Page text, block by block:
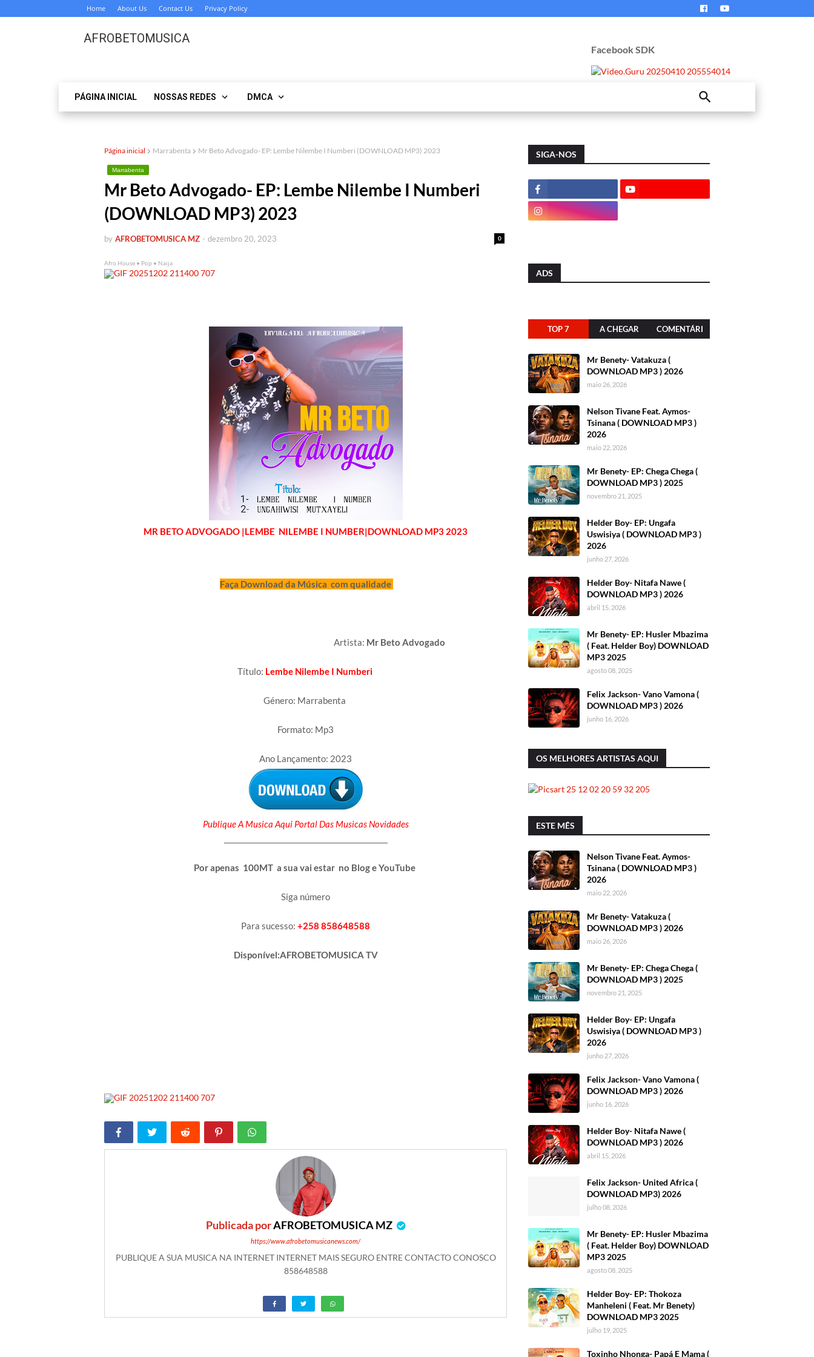
Home About Us Contact Us Privacy Policy
AFROBETOMUSICA
Facebook SDK
PÁGINA INICIAL NOSSAS REDES DMCA
Página inicial Marrabenta Mr Beto Advogado- EP: Lembe Nilembe I Numberi (DOWNLOAD MP3) 2023
Marrabenta
Mr Beto Advogado- EP: Lembe Nilembe I Numberi
(DOWNLOAD MP3) 2023
by AFROBETOMUSICA MZ 0
- dezembro 20, 2023
Afro House • Pop • Naija
MR BETO ADVOGADO |LEMBE NILEMBE I NUMBER|DOWNLOAD MP3 2023
Faça Download da Música com qualidade
Artista: Mr Beto Advogado
Título: Lembe Nilembe I Numberi
Género: Marrabenta
Formato: Mp3
Ano Lançamento: 2023
Publique A Musica Aqui Portal Das Musicas Novidades
Por apenas 100MT a sua vai estar no Blog e YouTube
Siga número
Para sucesso: +258 858648588
Disponível:AFROBETOMUSICA TV
Publicada porAFROBETOMUSICA MZ
https://www.afrobetomusicanews.com/
PUBLIQUE A SUA MUSICA NA INTERNET INTERNET MAIS SEGURO ENTRE CONTACTO CONOSCO
858648588
SIGA-NOS
ADS
TOP 7 A CHEGAR COMENTÁRI
Mr Benety- Vatakuza (
DOWNLOAD MP3 ) 2026
maio 26, 2026
Nelson Tivane Feat. Aymos-
Tsinana ( DOWNLOAD MP3 )
2026
maio 22, 2026
Mr Benety- EP: Chega Chega (
DOWNLOAD MP3 ) 2025
novembro 21, 2025
Helder Boy- EP: Ungafa
Uswisiya ( DOWNLOAD MP3 )
2026
junho 27, 2026
Helder Boy- Nitafa Nawe (
DOWNLOAD MP3 ) 2026
abril 15, 2026
Mr Benety- EP: Husler Mbazima
( Feat. Helder Boy) DOWNLOAD
MP3 2025
agosto 08, 2025
Felix Jackson- Vano Vamona (
DOWNLOAD MP3 ) 2026
junho 16, 2026
OS MELHORES ARTISTAS AQUI
ESTE MÊS
Nelson Tivane Feat. Aymos-
Tsinana ( DOWNLOAD MP3 )
2026
maio 22, 2026
Mr Benety- Vatakuza (
DOWNLOAD MP3 ) 2026
maio 26, 2026
Mr Benety- EP: Chega Chega (
DOWNLOAD MP3 ) 2025
novembro 21, 2025
Helder Boy- EP: Ungafa
Uswisiya ( DOWNLOAD MP3 )
2026
junho 27, 2026
Felix Jackson- Vano Vamona (
DOWNLOAD MP3 ) 2026
junho 16, 2026
Helder Boy- Nitafa Nawe (
DOWNLOAD MP3 ) 2026
abril 15, 2026
Felix Jackson- United Africa (
DOWNLOAD MP3) 2026
julho 08, 2026
Mr Benety- EP: Husler Mbazima
( Feat. Helder Boy) DOWNLOAD
MP3 2025
agosto 08, 2025
Helder Boy- EP: Thokoza
Manheleni ( Feat. Mr Benety)
DOWNLOAD MP3 2025
julho 19, 2025
Toxinho Nhonga- Papá E Mama (